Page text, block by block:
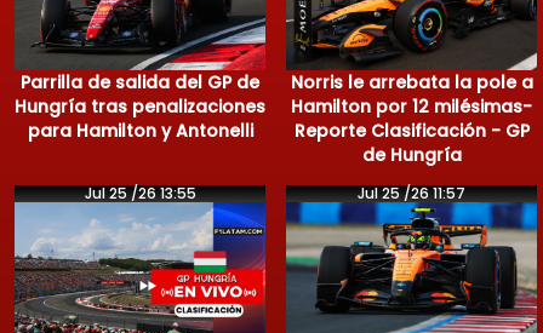
Parrilla de salida del GP de
Hungría tras penalizaciones
para Hamilton y Antonelli
Norris le arrebata la pole a
Hamilton por 12 milésimas-
Reporte Clasificación - GP
de Hungría
Jul 25 /26 13:55 Jul 25 /26 11:57